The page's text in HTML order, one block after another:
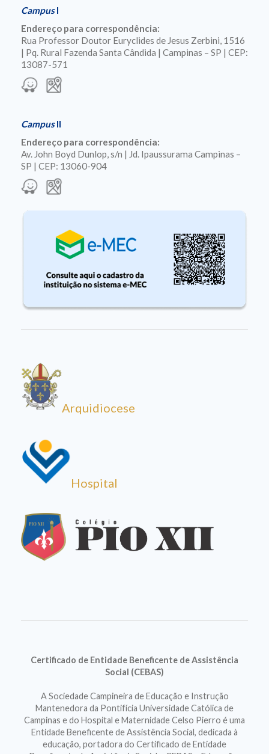
CampusI
Endereço para correspondência:
Rua Professor Doutor Euryclides de Jesus Zerbini, 1516
| Pq. Rural Fazenda Santa Cândida | Campinas – SP | CEP:
13087-571
CampusII
Endereço para correspondência:
Av. John Boyd Dunlop, s/n | Jd. Ipaussurama Campinas –
SP | CEP: 13060-904
Arquidiocese
Hospital
Certificado de Entidade Beneficente de Assistência
Social (CEBAS)
A Sociedade Campineira de Educação e Instrução
Mantenedora da Pontifícia Universidade Católica de
Campinas e do Hospital e Maternidade Celso Pierro é uma
Entidade Beneficente de Assistência Social, dedicada à
educação, portadora do Certificado de Entidade